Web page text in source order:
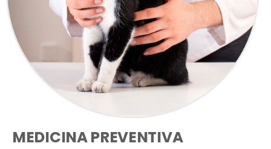
MEDICINA PREVENTIVA